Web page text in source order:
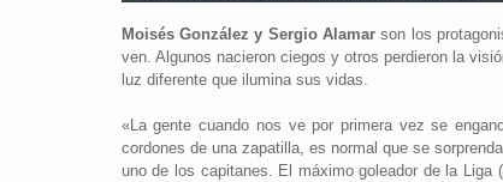
Moisés González y Sergio Alamar son los
ven. Algunos nacieron ciegos y otros perdieron la
luz diferente que ilumina sus vidas.
«La gente cuando nos ve por primera vez se
cordones de una zapatilla, es normal que se
uno de los capitanes. El máximo goleador de la Liga